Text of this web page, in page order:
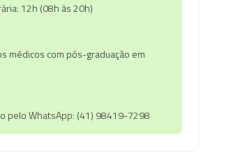
12h (08h às 20h)
médicos com pós-graduação em
pelo WhatsApp: (41) 98419-7298